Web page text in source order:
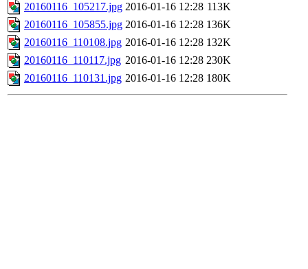
20160116_105217.jpg 2016-01-16 12:28 113K
20160116_105855.jpg 2016-01-16 12:28 136K
20160116_110108.jpg 2016-01-16 12:28 132K
20160116_110117.jpg 2016-01-16 12:28 230K
20160116_110131.jpg 2016-01-16 12:28 180K